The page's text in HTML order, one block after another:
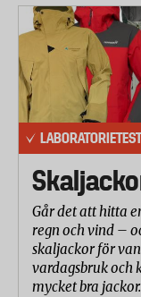
LABORATORIETEST
Går det att hitta
regn och vind –
skaljackor för
vardagsbruk och
mycket bra